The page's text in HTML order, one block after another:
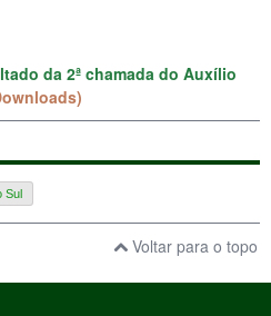
da 2ª chamada do Auxílio
Sul
Voltar para o topo